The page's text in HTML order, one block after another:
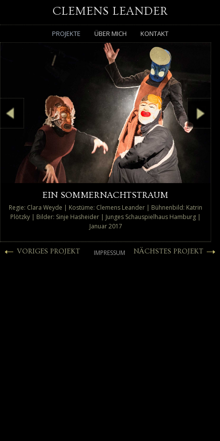
CLEMENS LEANDER
PROJEKTE ÜBER MICH KONTAKT
EIN SOMMERNACHTSTRAUM
Regie: Clara Weyde | Kostüme: Clemens Leander | Bühnenbild: Katrin
Plötzky | Bilder: Sinje Hasheider | Junges Schauspielhaus Hamburg |
Januar 2017
VORIGES PROJEKT NÄCHSTES PROJEKT
IMPRESSUM